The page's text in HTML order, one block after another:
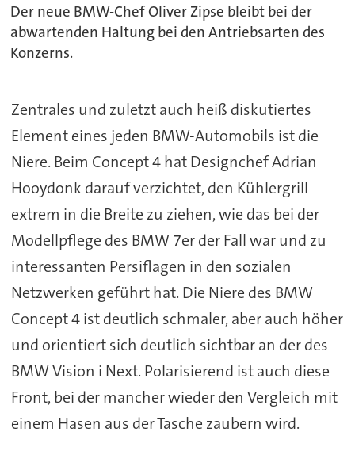
Der neue BMW-Chef Oliver Zipse bleibt bei der
abwartenden Haltung bei den Antriebsarten des
Konzerns.
Zentrales und zuletzt auch heiß diskutiertes
Element eines jeden BMW-Automobils ist die
Niere. Beim Concept 4 hat Designchef Adrian
Hooydonk darauf verzichtet, den Kühlergrill
extrem in die Breite zu ziehen, wie das bei der
Modellpflege des BMW 7er der Fall war und zu
interessanten Persiflagen in den sozialen
Netzwerken geführt hat. Die Niere des BMW
Concept 4 ist deutlich schmaler, aber auch höher
und orientiert sich deutlich sichtbar an der des
BMW Vision i Next. Polarisierend ist auch diese
Front, bei der mancher wieder den Vergleich mit
einem Hasen aus der Tasche zaubern wird.